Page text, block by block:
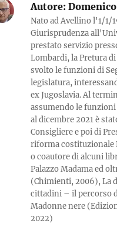
Autore:
Nato ad Avellino l'1/1/
Giurisprudenza
prestato servizio
Lombardi, la Pretura di
svolto le funzioni di
legislatura,
ex Jugoslavia. Al
assumendo le
al dicembre 2021 è
Consigliere e poi di
riforma costituzionale
o coautore di alcuni
Palazzo Madama ed
(Chimienti, 2006), La
cittadini – il percorso
Madonne nere
2022)